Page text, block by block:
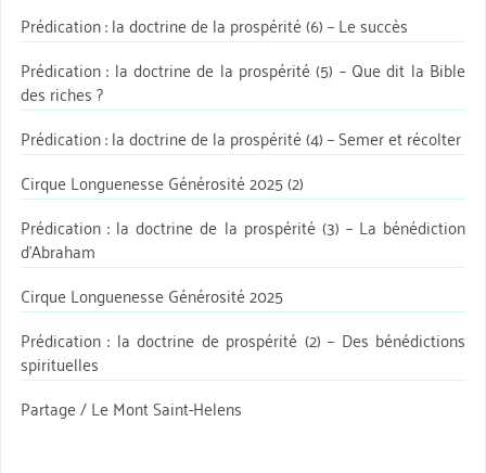
Prédication : la doctrine de la prospérité (6) – Le succès
Prédication : la doctrine de la prospérité (5) – Que dit la Bible
des riches ?
Prédication : la doctrine de la prospérité (4) – Semer et récolter
Cirque Longuenesse Générosité 2025 (2)
Prédication : la doctrine de la prospérité (3) – La bénédiction
d’Abraham
Cirque Longuenesse Générosité 2025
Prédication : la doctrine de prospérité (2) – Des bénédictions
spirituelles
Partage / Le Mont Saint-Helens